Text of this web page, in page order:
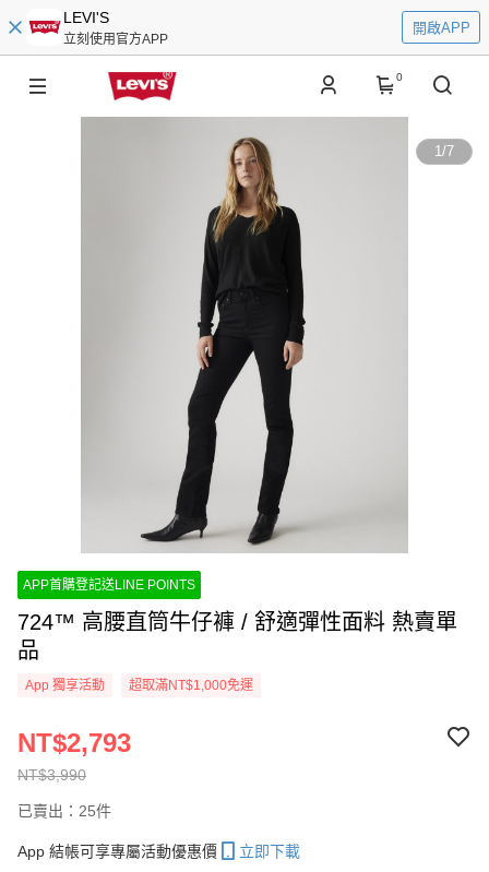
LEVI'S
立刻使用官方APP
開啟APP
0
1/7
APP首購登記送LINE POINTS
724™ 高腰直筒牛仔褲 / 舒適彈性面料 熱賣單
品
App 獨享活動 超取滿NT$1,000免運
NT$3,990
NT$2,793
已賣出：25件
App 結帳可享專屬活動優惠價
立即下載